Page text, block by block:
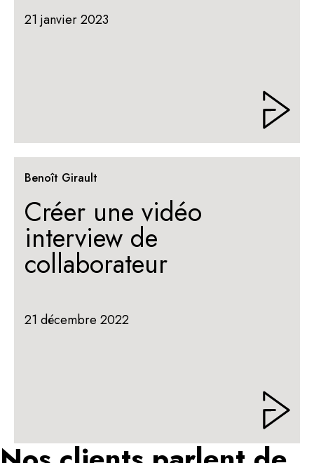
21 janvier 2023
Benoît Girault
Créer une vidéo
interview de
collaborateur
21 décembre 2022